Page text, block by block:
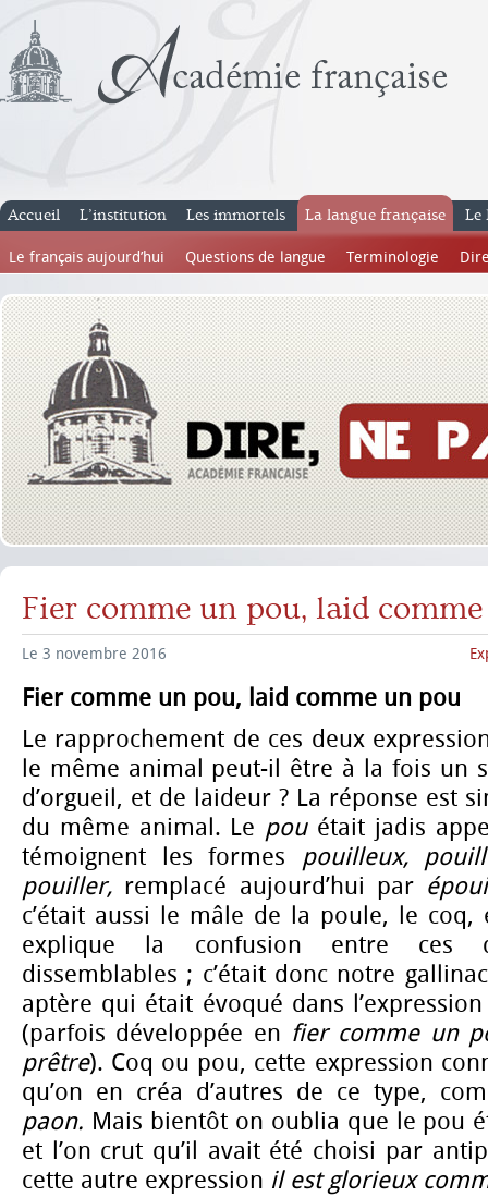
Accueil L’institution Les immortels La langue française
Le français aujourd’hui Questions de langue Terminologie
Le
Fier comme un pou, laid
Le 3 novembre 2016
Fier comme un pou, laid comme un pou
Le rapprochement de ces deux
le même animal peut-il être à la fois un
d’orgueil, et de laideur ? La réponse est
du même animal. Le pou était jadis
témoignent les formes pouilleux,
pouiller, remplacé aujourd’hui par
c’était aussi le mâle de la poule, le coq,
explique la confusion entre ces
dissemblables ; c’était donc notre
aptère qui était évoqué dans
(parfois développée en fier comme un
prêtre). Coq ou pou, cette expression
qu’on en créa d’autres de ce type,
paon. Mais bientôt on oublia que le pou
et l’on crut qu’il avait été choisi par
cette autre expression il est glorieux